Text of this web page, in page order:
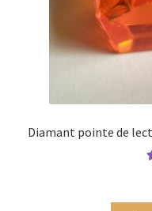
Diamant pointe de